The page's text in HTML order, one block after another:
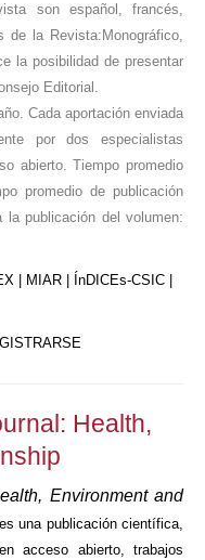
son español, francés,
de la Revista:Monográfico,
la posibilidad de presentar
Editorial.
Cada aportación enviada
por dos especialistas
abierto. Tiempo promedio
promedio de publicación
la publicación del volumen:
| MIAR | ÍnDICEs-CSIC |
Health,
Environment and
una publicación científica,
acceso abierto, trabajos